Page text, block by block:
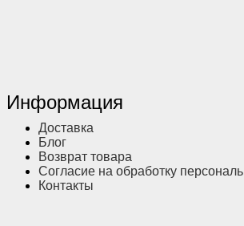
Информация
Доставка
Блог
Возврат товара
Согласие на обработку
Контакты